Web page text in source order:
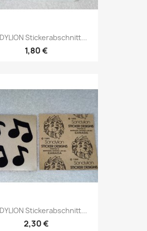
Stickerabschnitt...
1,80 €
Stickerabschnitt...
2,30 €